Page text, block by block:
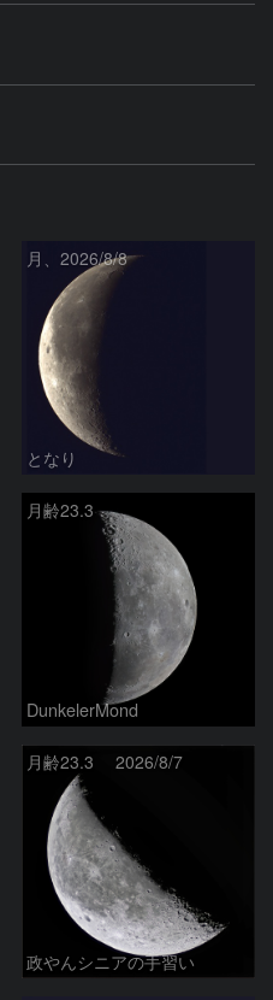
月、2026/8/8
となり
月齢23.3
DunkelerMond
月齢23.3 2026/8/7
政やんシニアの手習い